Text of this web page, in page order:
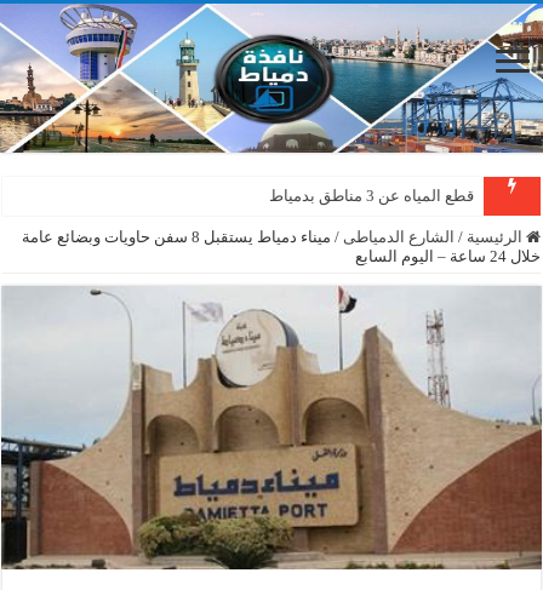
قطع المياه عن 3 مناطق بدمياط
الرئيسية / الشارع الدمياطى /
ميناء دمياط يستقبل 8 سفن حاويات وبضائع عامة
خلال 24 ساعة – اليوم السابع